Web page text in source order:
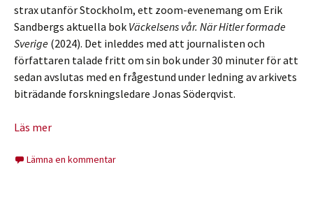
strax utanför Stockholm, ett zoom-evenemang om Erik
Sandbergs aktuella bok Väckelsens vår. När Hitler formade
Sverige (2024). Det inleddes med att journalisten och
författaren talade fritt om sin bok under 30 minuter för att
sedan avslutas med en frågestund under ledning av arkivets
biträdande forskningsledare Jonas Söderqvist.
Läs mer
Lämna en kommentar